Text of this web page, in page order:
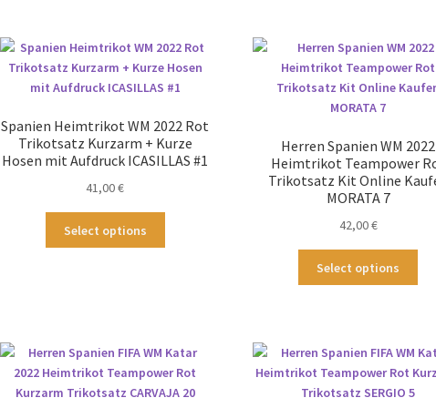
auf.
Die
Optionen
auf
der
werden
auf.
Die
der
Spanien Heimtrikot WM 2022 Rot
Trikotsatz Kurzarm + Kurze
Hosen mit Aufdruck ICASILLAS #1
41,00€
Select options
Optionen
können
auf
Herren Spanien WM 2022
Heimtrikot Teampower
Trikotsatz Kit Online
MORATA 7
42,00€
Select options
Die